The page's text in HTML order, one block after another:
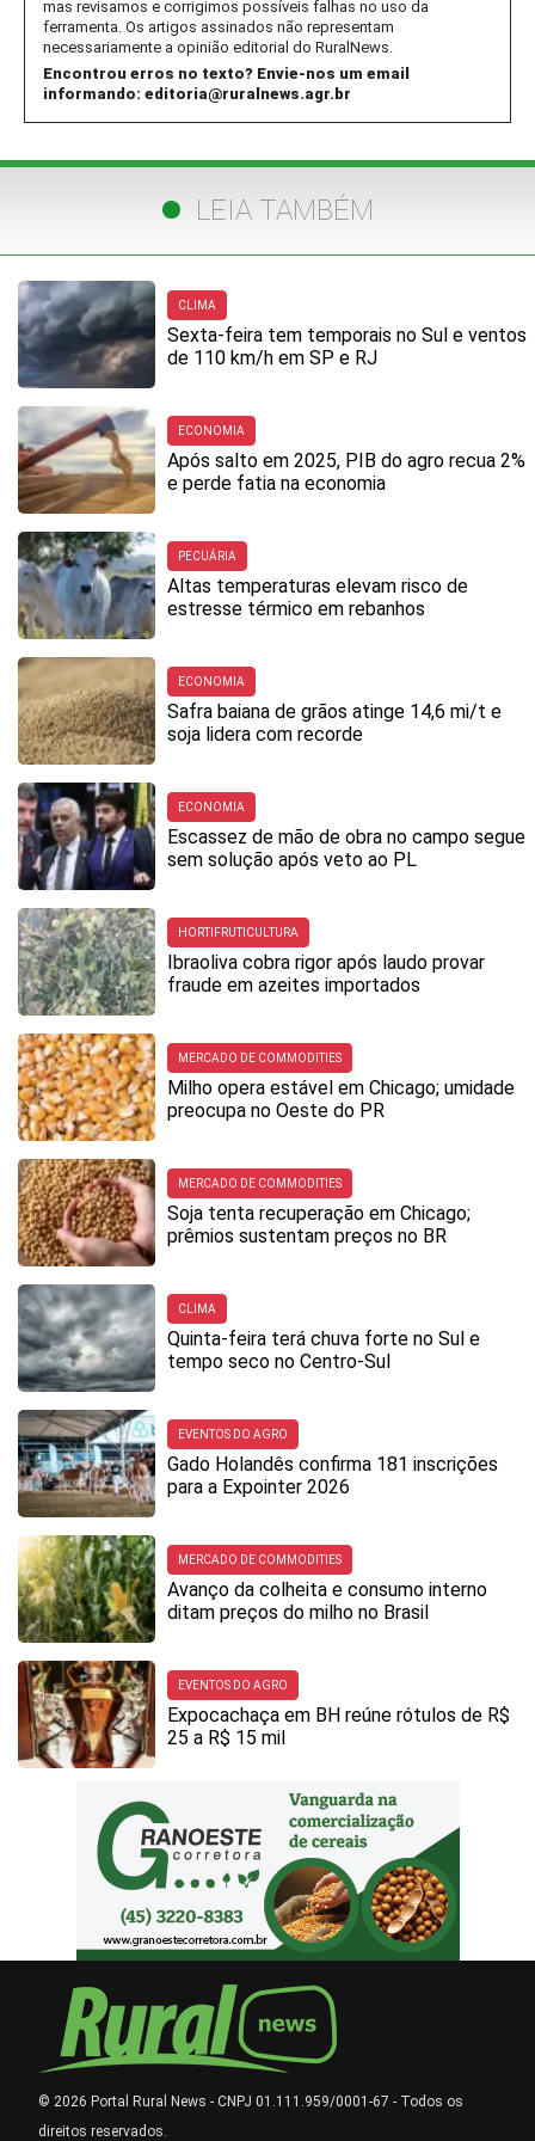
mas revisamos e corrigimos possíveis falhas no uso da
ferramenta. Os artigos assinados não representam
necessariamente a opinião editorial do RuralNews.
Encontrou erros no texto? Envie-nos um email
informando: editoria@ruralnews.agr.br
LEIA TAMBÉM
CLIMA
Sexta-feira tem temporais no Sul e ventos
de 110 km/h em SP e RJ
ECONOMIA
Após salto em 2025, PIB do agro recua 2%
e perde fatia na economia
PECUÁRIA
Altas temperaturas elevam risco de
estresse térmico em rebanhos
ECONOMIA
Safra baiana de grãos atinge 14,6 mi/t e
soja lidera com recorde
ECONOMIA
Escassez de mão de obra no campo segue
sem solução após veto ao PL
HORTIFRUTICULTURA
Ibraoliva cobra rigor após laudo provar
fraude em azeites importados
MERCADO DE COMMODITIES
Milho opera estável em Chicago; umidade
preocupa no Oeste do PR
MERCADO DE COMMODITIES
Soja tenta recuperação em Chicago;
prêmios sustentam preços no BR
CLIMA
Quinta-feira terá chuva forte no Sul e
tempo seco no Centro-Sul
EVENTOS DO AGRO
Gado Holandês confirma 181 inscrições
para a Expointer 2026
MERCADO DE COMMODITIES
Avanço da colheita e consumo interno
ditam preços do milho no Brasil
EVENTOS DO AGRO
Expocachaça em BH reúne rótulos de R$
25 a R$ 15 mil
© 2026 Portal Rural News - CNPJ 01.111.959/0001-67 - Todos os
direitos reservados.